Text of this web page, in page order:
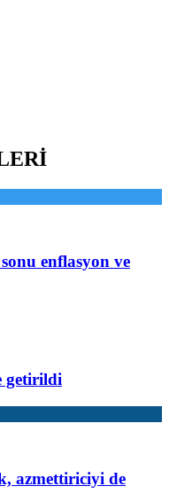
enflasyon ve
getirildi
azmettiriciyi de